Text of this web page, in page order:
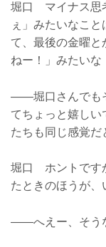
堀口 マイナス思
ぇ」みたいなこ
て、最後の金曜と
ねー！」みたいな
――堀口さんでも
てちょっと嬉しい
たちも同じ感覚だ
堀口 ホントです
たときのほうが、
――へえー、そう